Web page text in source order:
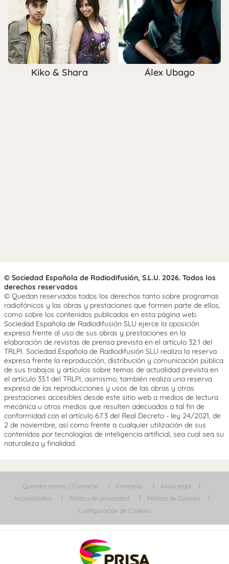
Kiko & Shara Álex Ubago
© Sociedad Española de Radiodifusión, S.L.U. 2026. Todos los
derechos reservados
© Quedan reservados todos los derechos tanto sobre programas
radiofónicos y las obras y prestaciones que formen parte de ellos,
como sobre los contenidos publicados en esta página web.
Sociedad Española de Radiodifusión SLU ejerce la oposición
expresa frente al uso de sus obras y prestaciones en la
elaboración de revistas de prensa prevista en el artículo 32.1 del
TRLPI. Sociedad Española de Radiodifusión SLU realiza la reserva
expresa frente la reproducción, distribución y comunicación pública
de sus trabajos y artículos sobre temas de actualidad prevista en
el artículo 33.1 del TRLPI, asimismo, también realiza una reserva
expresa de las reproducciones y usos de las obras y otras
prestaciones accesibles desde este sitio web a medios de lectura
mecánica u otros medios que resulten adecuados a tal fin de
conformidad con el artículo 67.3 del Real Decreto - ley 24/2021, de
2 de noviembre, así como frente a cualquier utilización de sus
contenidos por tecnologías de inteligencia artificial, sea cual sea su
naturaleza y finalidad.
Quiénes somos / Contacta Emisoras
Aviso legal
Accesibilidad
Política de privacidad
Política de Cookies
Configuración de Cookies